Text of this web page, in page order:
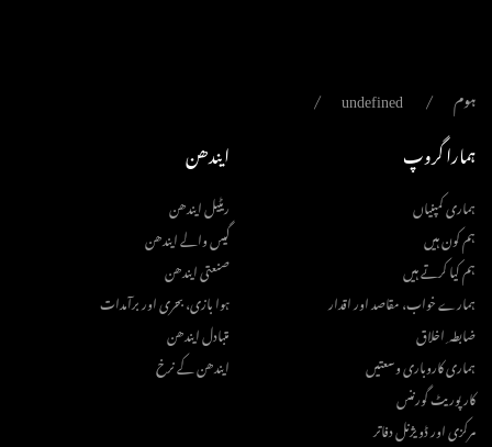
ہوم undefined
ہمارا گروپ
ہماری کمپنیاں
ہم کون ہیں
ہم کیا کرتے ہیں
ہمارے خواب، مقاصد اور اقدار
ضابطہ ِ اخلاق
ہماری کاروباری وسعتیں
کارپوریٹ گورننس
مرکزی اور ڈویژنل دفاتر
ایندھن
ریٹیل ایندھن
گیس والے ایندھن
صنعتی ایندھن
ہوا بازی، بحری اور برآمدات
متبادل ایندھن
ایندھن کے نرخ